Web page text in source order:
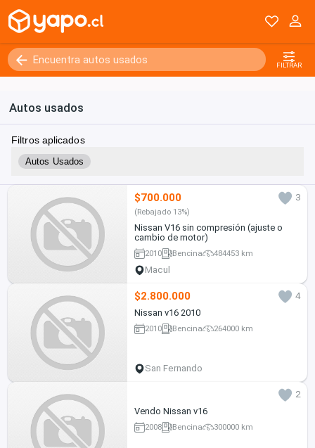
FILTRAR
Autos usados
Filtros aplicados
Autos Usados
$700.000 3
(Rebajado 13%)
Nissan V16 sin compresión (ajuste o
cambio de motor)
2010 Bencina 484453 km
Macul
$2.800.000
4
Nissan v16 2010
2010 Bencina 264000 km
San Fernando
2
Vendo Nissan v16
2008 Bencina 300000 km